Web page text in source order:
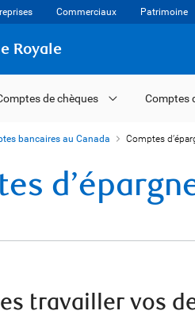
Commerciaux Patrimoine
Royale
de chèques Comptes
bancaires au Canada Comptes
travailler vos